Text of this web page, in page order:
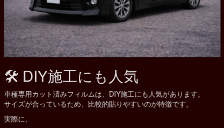
🛠 DIY施工にも人気
車種専用カット済みフィルムは、DIY施工にも人気があります。
サイズが合っているため、比較的貼りやすいのが特徴です。
実際に、